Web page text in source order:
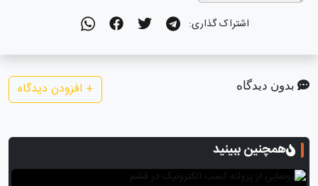
اشتراک گذاری:
بدون دیدگاه + افزودن دیدگاه
همچنین ببینید